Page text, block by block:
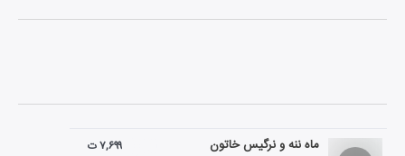
ماه ننه و نرگیس خاتون ۷,۶۹۹ ت